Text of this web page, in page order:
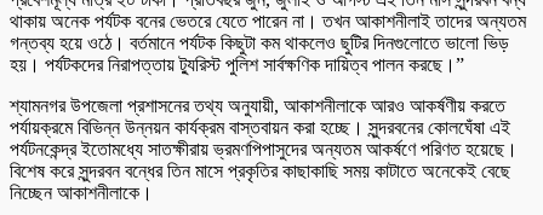
থাকায় অনেক পর্যটক বনের ভেতরে যেতে পারেন না। তখন আকাশনীলাই তাদের অন্যতম
গন্তব্য হয়ে ওঠে। বর্তমানে পর্যটক কিছুটা কম থাকলেও ছুটির দিনগুলোতে ভালো ভিড়
হয়। পর্যটকদের নিরাপত্তায় ট্যুরিস্ট পুলিশ সার্বক্ষণিক দায়িত্ব পালন করছে।”
শ্যামনগর উপজেলা প্রশাসনের তথ্য অনুযায়ী, আকাশনীলাকে আরও আকর্ষণীয় করতে
পর্যায়ক্রমে বিভিন্ন উন্নয়ন কার্যক্রম বাস্তবায়ন করা হচ্ছে। সুন্দরবনের কোলঘেঁষা এই
পর্যটনকেন্দ্র ইতোমধ্যে সাতক্ষীরায় ভ্রমণপিপাসুদের অন্যতম আকর্ষণে পরিণত হয়েছে।
বিশেষ করে সুন্দরবন বন্ধের তিন মাসে প্রকৃতির কাছাকাছি সময় কাটাতে অনেকেই বেছে
নিচ্ছেন আকাশনীলাকে।